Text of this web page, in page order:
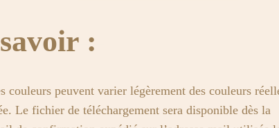
:
couleurs peuvent varier légèrement des couleurs
Le fichier de téléchargement sera disponible dès la